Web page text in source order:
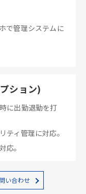
で管理システムに
ション)
に出勤退勤を打
ティ管理に対応。
応。
い合わせ